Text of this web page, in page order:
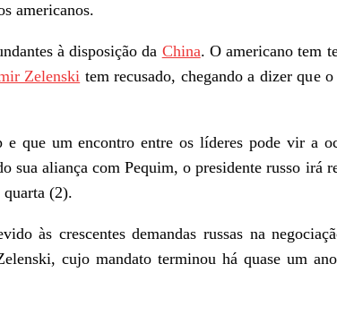
americanos.
à disposição da China. O americano tem
Zelenski tem recusado, chegando a dizer que
que um encontro entre os líderes pode vir a
sua aliança com Pequim, o presidente russo irá
quarta (2).
às crescentes demandas russas na
cujo mandato terminou há quase um